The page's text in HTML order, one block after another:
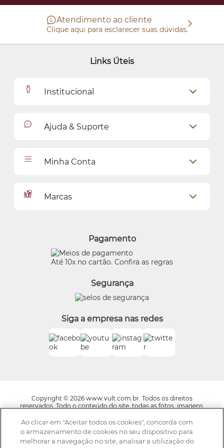
Atendimento ao cliente
Clique aqui para esclarecer suas dúvidas.
Links Úteis
Institucional
Como Comprar
Ajuda & Suporte
Seja uma revendedora
Pagamentos
Política de Privacidade
Preferências de Cookies
Termos de Uso
Trocas e Devoluções
Minha Conta
Meus endereços
Marcas
Quem Disse, Berenice?
Beleza na Web
Boticário Internacional
Pagamento
Até 10x no cartão. Confira as regras
Segurança
Siga a empresa nas redes
Copyright © 2026 www.vult.com.br. Todos os direitos
reservados. Todo o conteúdo do site, todas as fotos, imagens,
layout, trade dress, aqui veiculados são de propriedade exclusiva
da Boticário Produto de Beleza Ltda. É vedada qualquer
reprodução, total ou parcial, de qualquer elemento de
identidade, sem expressa autorização. A violação de qualquer
Ao clicar em "Aceitar todos os cookies", concorda com
o armazenamento de cookies no seu dispositivo para
melhorar a navegação no site, analisar a utilização do